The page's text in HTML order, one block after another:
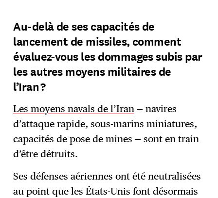
Au-delà de ses capacités de
lancement de missiles, comment
évaluez-vous les dommages subis par
les autres moyens militaires de
l’Iran ?
Les moyens navals de l’Iran — navires
d’attaque rapide, sous-marins miniatures,
capacités de pose de mines — sont en train
d’être détruits.
Ses défenses aériennes ont été neutralisées
au point que les États-Unis font désormais